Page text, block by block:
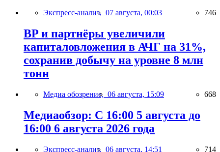
Экспресс-анализ, 07 августа, 00:03 746
BP и партнёры увеличили
капиталовложения в АЧГ на 31%,
сохранив добычу на уровне 8 млн
тонн
Медиа обозрение, 06 августа, 15:09 668
Медиаобзор: С 16:00 5 августа до
16:00 6 августа 2026 года
Экспресс-анализ, 06 августа, 14:51 714